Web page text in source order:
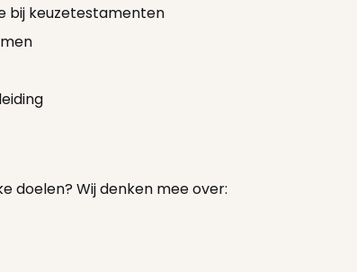
bij keuzetestamenten
doelen? Wij denken mee over: